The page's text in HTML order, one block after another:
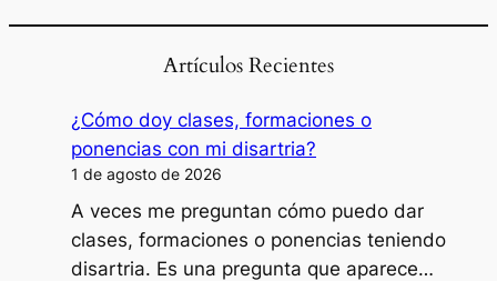
Artículos Recientes
¿Cómo doy clases, formaciones o
ponencias con mi disartria?
1 de agosto de 2026
A veces me preguntan cómo puedo dar
clases, formaciones o ponencias teniendo
disartria. Es una pregunta que aparece…